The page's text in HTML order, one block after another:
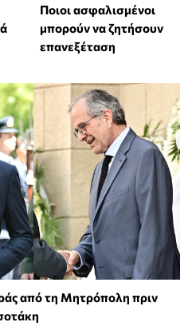
Ποιοι ασφαλισμένοι
μπορούν να ζητήσουν
επανεξέταση
από τη Μητρόπολη πριν